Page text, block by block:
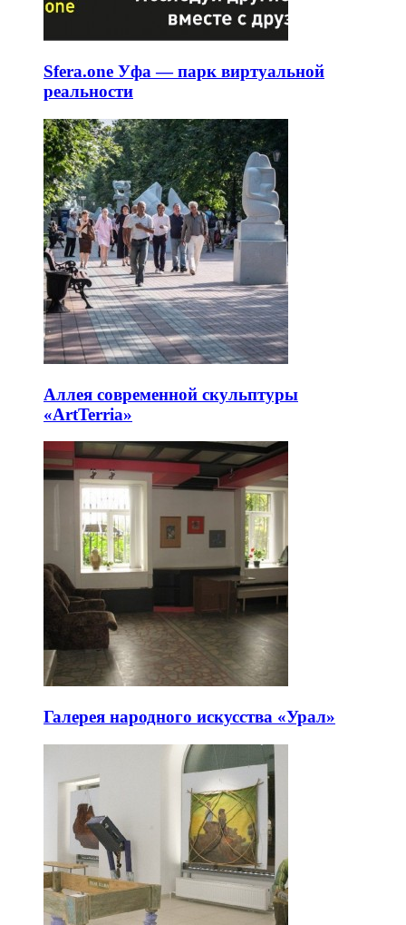
Sfera.one Уфа — парк виртуальной
реальности
Аллея современной скульптуры
«ArtTerria»
Галерея народного искусства «Урал»